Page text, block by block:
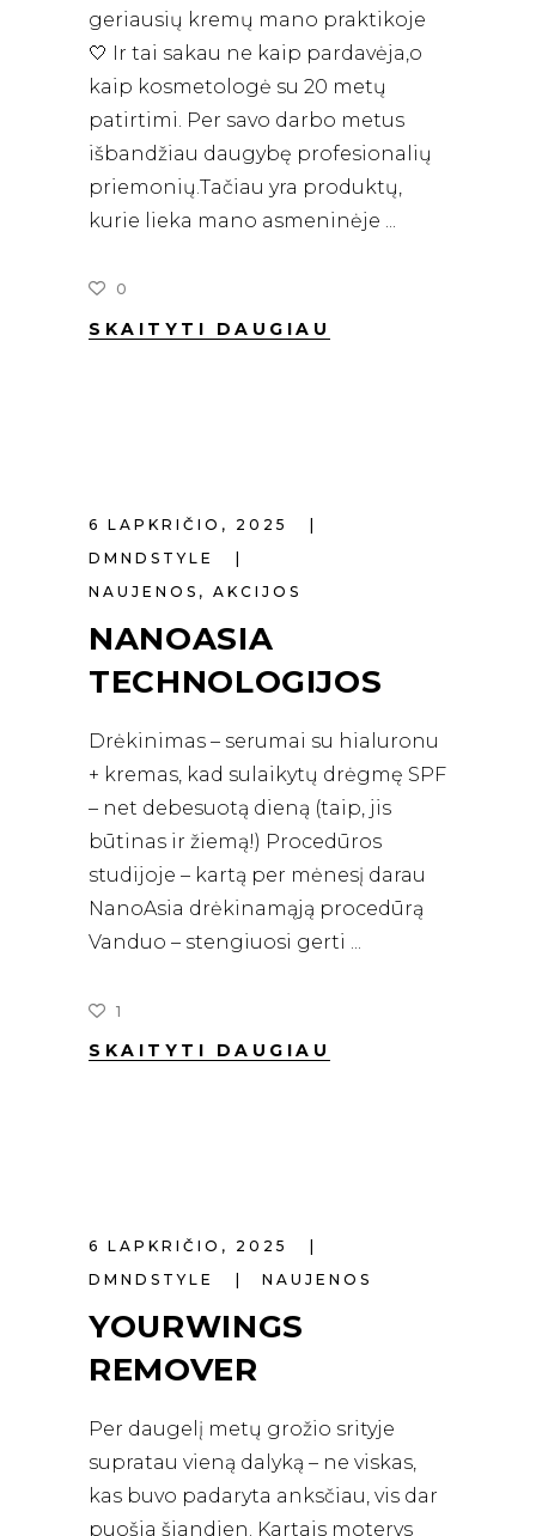
geriausių kremų mano praktikoje
🤍 Ir tai sakau ne kaip pardavėja,o
kaip kosmetologė su 20 metų
patirtimi. Per savo darbo metus
išbandžiau daugybę profesionalių
priemonių.Tačiau yra produktų,
kurie lieka mano asmeninėje
0
SKAITYTI DAUGIAU
6 LAPKRIČIO, 2025
DMNDSTYLE
NAUJENOS , AKCIJOS
NANOASIA
TECHNOLOGIJOS
Drėkinimas – serumai su hialuronu
+ kremas, kad sulaikytų drėgmę SPF
– net debesuotą dieną (taip, jis
būtinas ir žiemą!) Procedūros
studijoje – kartą per mėnesį darau
NanoAsia drėkinamąją procedūrą
Vanduo – stengiuosi gerti
1
SKAITYTI DAUGIAU
6 LAPKRIČIO, 2025
DMNDSTYLE
NAUJENOS
YOURWINGS
REMOVER
Per daugelį metų grožio srityje
supratau vieną dalyką – ne viskas,
kas buvo padaryta anksčiau, vis dar
puošia šiandien. Kartais moterys